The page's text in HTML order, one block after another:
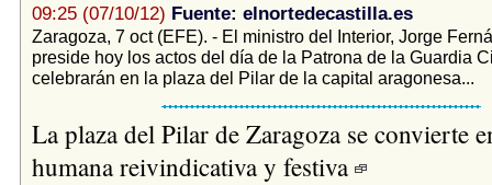
09:25 (07/10/12) Fuente: elnortedecastilla.es
Zaragoza, 7 oct (EFE). - El ministro del Interior, Jorge
preside hoy los actos del día de la Patrona de la Guardia
celebrarán en la plaza del Pilar de la capital aragonesa...
La plaza del Pilar de Zaragoza se convierte
humana reivindicativa y festiva